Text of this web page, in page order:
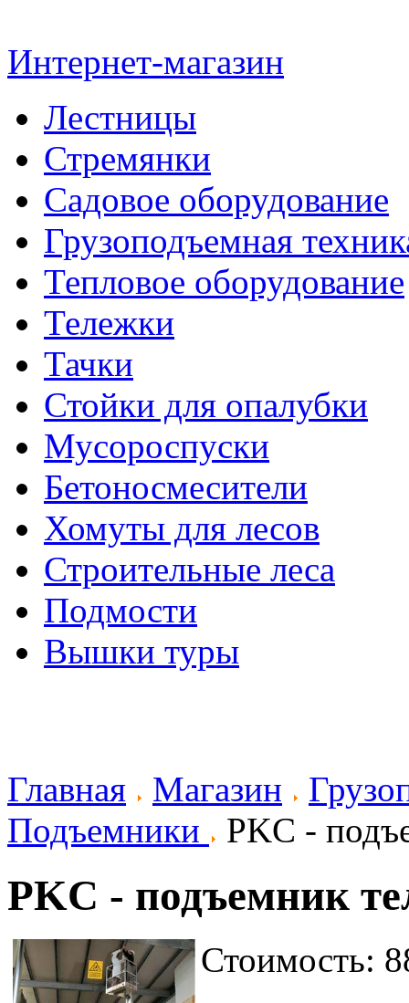
Интернет-магазин
Лестницы
Стремянки
Садовое оборудование
Грузоподъемная
Тепловое оборудование
Тележки
Тачки
Стойки для опалубки
Мусороспуски
Бетоносмесители
Хомуты для лесов
Строительные леса
Подмости
Вышки туры
Главная Магазин
Подъемники
PKC -
PKC - подъемник
Стоимость: